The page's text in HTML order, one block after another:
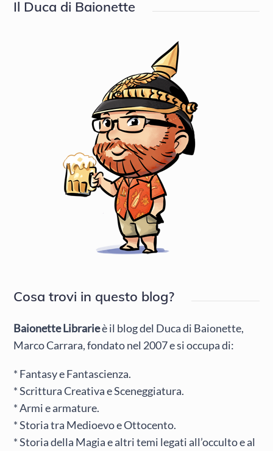
Il Duca di Baionette
Cosa trovi in questo blog?
Baionette Librarieè il blog del Duca di Baionette,
Marco Carrara, fondato nel 2007 e si occupa di:
* Fantasy e Fantascienza.
* Scrittura Creativa e Sceneggiatura.
* Armi e armature.
* Storia tra Medioevo e Ottocento.
* Storia della Magia e altri temi legati all’occulto e al